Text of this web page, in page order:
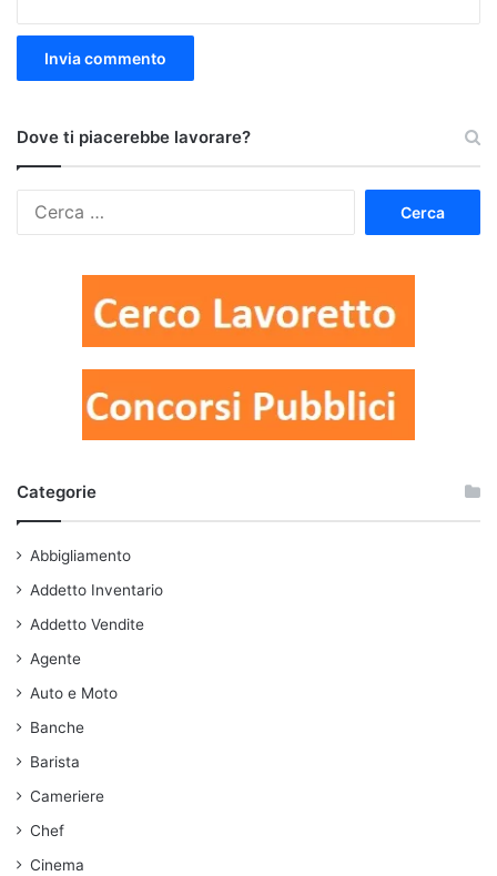
Dove ti piacerebbe lavorare?
Categorie
Abbigliamento
Addetto Inventario
Addetto Vendite
Agente
Auto e Moto
Banche
Barista
Cameriere
Chef
Cinema